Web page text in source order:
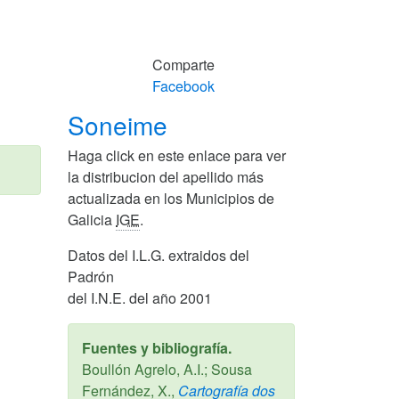
Comparte
Facebook
Soneime
Haga click en este enlace para ver
la distribucion del apellido más
actualizada en los Municipios de
Galicia IGE.
Datos del I.L.G. extraidos del
Padrón
del I.N.E. del año 2001
Fuentes y bibliografía.
Boullón Agrelo, A.I.; Sousa
Fernández, X., Cartografía dos